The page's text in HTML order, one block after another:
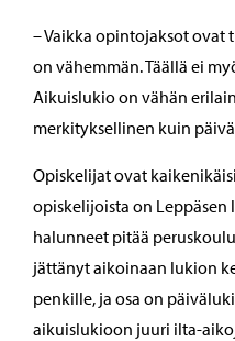
– Vaikka opintojaksot ovat
on vähemmän. Täällä ei
Aikuislukio on vähän
merkityksellinen kuin
Opiskelijat ovat
opiskelijoista on
halunneet pitää
jättänyt aikoinaan lukion
penkille, ja osa on
aikuislukioon juuri ilta-